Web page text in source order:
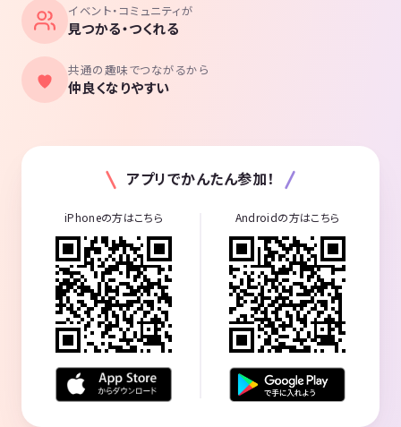
イベント・コミュニティが
見つかる・つくれる
共通の趣味でつながるから
仲良くなりやすい
アプリでかんたん参加！
iPhoneの方はこちら Androidの方はこちら